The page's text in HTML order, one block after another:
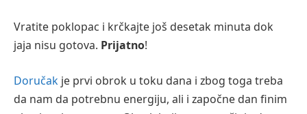
Vratite poklopac i krčkajte još desetak minuta dok
jaja nisu gotova. Prijatno!
Doručak je prvi obrok u toku dana i zbog toga treba
da nam da potrebnu energiju, ali i započne dan finim